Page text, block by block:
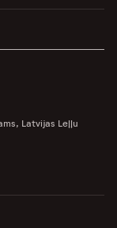
Latvijas Leļļu